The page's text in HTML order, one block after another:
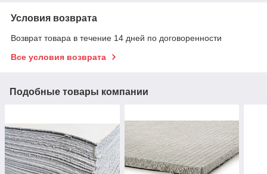
Условия возврата
Возврат товара в течение 14 дней по договоренности
Все условия возврата
Подобные товары компании